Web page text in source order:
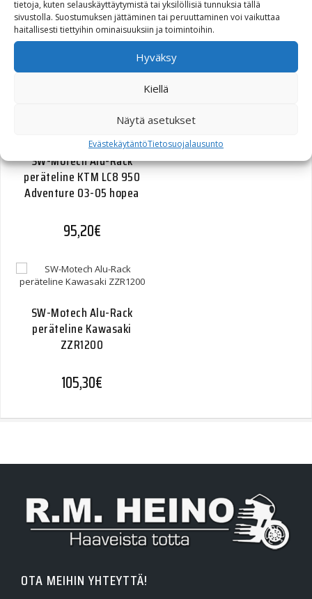
tietoja, kuten selauskäyttäytymistä tai yksilöllisiä tunnuksia tällä
sivustolla. Suostumuksen jättäminen tai peruuttaminen voi vaikuttaa
haitallisesti tiettyihin ominaisuuksiin ja toimintoihin.
Hyväksy
Kiellä
Näytä asetukset
EvästekäytäntöTietosuojalausunto
DL650/DL1000 V-Strom
hopea
84,00€
SW-Motech Alu-Rack
peräteline KTM LC8 950
Adventure 03-05 hopea
95,20€
SW-Motech Alu-Rack
peräteline Kawasaki
ZZR1200
105,30€
OTA MEIHIN YHTEYTTÄ!